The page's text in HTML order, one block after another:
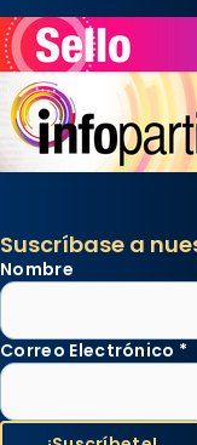
Suscríbase a
Nombre
Correo Electrónico *